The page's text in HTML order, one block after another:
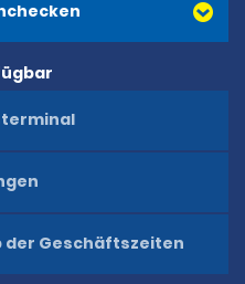
der Geschäftszeiten